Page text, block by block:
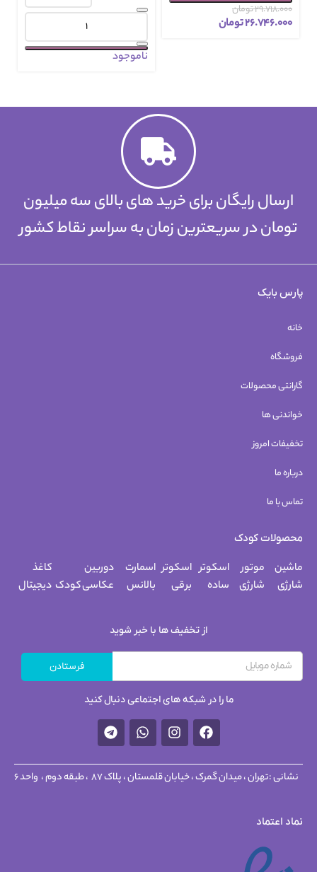
۲۹.۷۱۸.۰۰۰تومان
۲۶.۷۴۶.۰۰۰تومان
ناموجود
ارسال رایگان برای خرید های بالای سه میلیون
تومان در سریعترین زمان به سراسر نقاط کشور
پارس بایک
خانه
فروشگاه
گارانتی محصولات
خواندنی ها
تخفیفات امروز
درباره ما
تماس با ما
محصولات کودک
ماشین
شارژی
موتور
شارژی
اسکوتر
ساده
اسکوتر
برقی
اسمارت
بالانس
دوربین
عکاسی کودک
کاغذ
دیجیتال
از تخفیف ها با خبر شوید
فرستادن
ما را در شبکه های اجتماعی دنبال کنید
نشانی :تهران ، میدان گمرک ، خیابان قلمستان ، پلاک 87 ، طبقه دوم ، واحد 6
نماد اعتماد